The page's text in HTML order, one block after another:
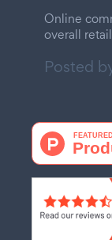
Online
overall
Posted